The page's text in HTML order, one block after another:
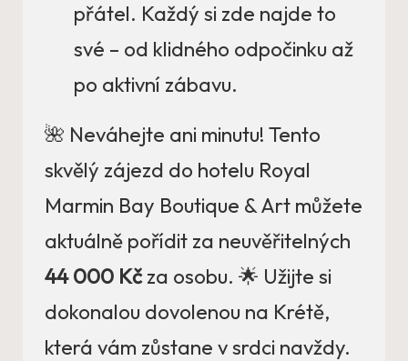
přátel. Každý si zde najde to
své – od klidného odpočinku až
po aktivní zábavu.
🌺 Neváhejte ani minutu! Tento
skvělý zájezd do hotelu Royal
Marmin Bay Boutique & Art můžete
aktuálně pořídit za neuvěřitelných
44 000 Kčza osobu. 🌟 Užijte si
dokonalou dovolenou na Krétě,
která vám zůstane v srdci navždy.